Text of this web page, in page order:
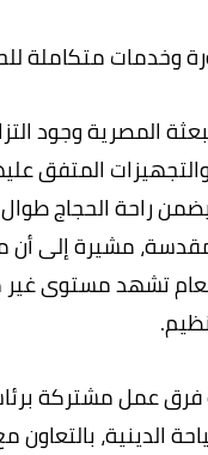
وخدمات متكاملة
المصرية وجود
المتفق
راحة الحجاج
مشيرة إلى أن
تشهد مستوى
عمل مشتركة
الدينية،